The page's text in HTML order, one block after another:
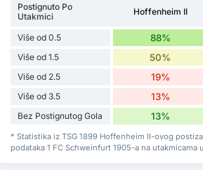
Postignuto Po
Utakmici
Hoffenheim II
Više od 0.5 88%
Više od 1.5 50%
Više od 2.5 19%
Više od 3.5 13%
Bez Postignutog Gola 13%
* Statistika iz TSG 1899 Hoffenheim II-ovog
podataka 1 FC Schweinfurt 1905-a na utakmicama